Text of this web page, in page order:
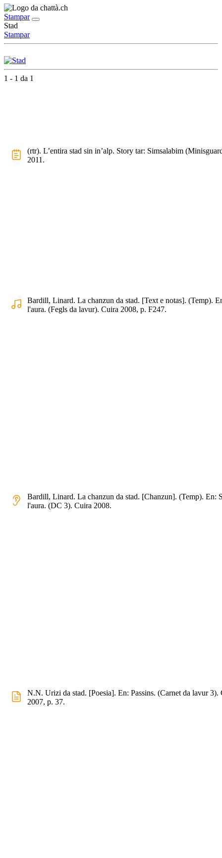
Stampar
Stad
Stampar
1 - 1 da 1
(rtr). L’entira stad sin in’alp. Story tar: Simsalabim
2011.
Bardill, Linard. La chanzun da stad. [Text e notas]. (Temp).
l'aura. (Fegls da lavur). Cuira 2008, p. F247.
Bardill, Linard. La chanzun da stad. [Chanzun]. (Temp). En:
l'aura. (DC 3). Cuira 2008.
N.N. Urizi da stad. [Poesia]. En: Passins. (Carnet da lavur 3).
2007, p. 37.